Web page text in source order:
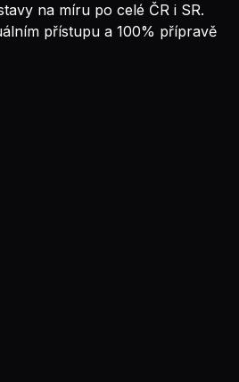
na míru po celé ČR i SR.
přístupu a 100% přípravě